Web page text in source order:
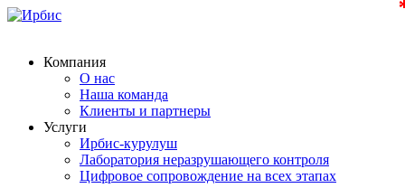
Компания
О нас
Наша команда
Клиенты и партнеры
Услуги
Ирбис-курулуш
Лаборатория неразрушающего контроля
Цифровое сопровождение на всех этапах